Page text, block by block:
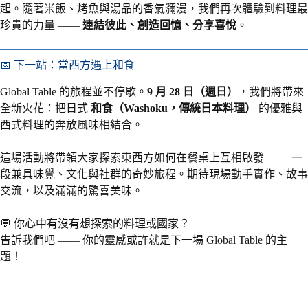
起。隨著米飯、烤魚與湯品的香氣瀰漫，我們再次體驗到料理最
珍貴的力量 —— 連結彼此、創造回憶、分享喜悅 。
📅 下一站：當西方遇上和食
Global Table 的旅程並不停歇。 9 月 28 日（週日）
，我們將帶來
全新火花：把日式 和食（Washoku，傳統日本料理）
的優雅與
西式料理的奔放風味相結合。
這場活動將帶領大家探索東西方如何在餐桌上互相啟發 —— 一
段兼具味覺、文化與社群的奇妙旅程。期待現場動手實作、故事
交流，以及滿滿的驚喜美味。
💬 你心中有沒有想探索的料理或國家？
告訴我們吧 —— 你的靈感或許就是下一場 Global Table 的主
題！